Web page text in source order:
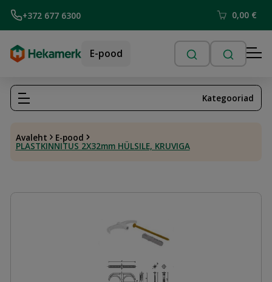
+372 677 6300 0,00 €
E-pood
Avaleht E-pood
PLASTKINNITUS 2X32mm HÜLSILE, KRUVIGA
Kategooriad